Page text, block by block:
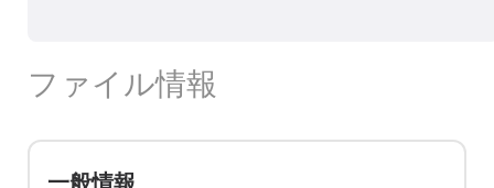
ファイル情報